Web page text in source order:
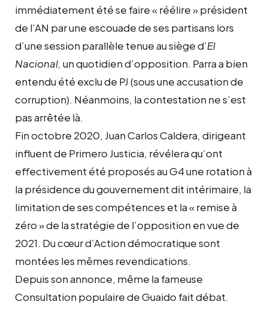
immédiatement été se faire « réélire » président
de l’AN par une escouade de ses partisans lors
d’une session parallèle tenue au siège d’El
Nacional, un quotidien d’opposition. Parra a bien
entendu été exclu de PJ (sous une accusation de
corruption). Néanmoins, la contestation ne s’est
pas arrêtée là.
Fin octobre 2020, Juan Carlos Caldera, dirigeant
influent de Primero Justicia, révélera qu’ont
effectivement été proposés au G4 une rotation à
la présidence du gouvernement dit intérimaire, la
limitation de ses compétences et la « remise à
zéro » de la stratégie de l’opposition en vue de
2021. Du cœur d’Action démocratique sont
montées les mêmes revendications.
Depuis son annonce, même la fameuse
Consultation populaire de Guaido fait débat.